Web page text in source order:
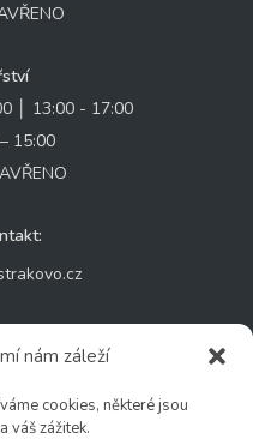
nám záleží
cookies, některé jsou
váš zážitek.
│ 13:00 - 17:00
15:00